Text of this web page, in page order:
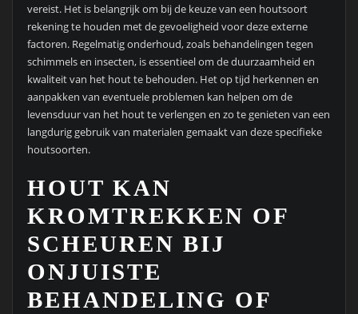
vereist. Het is belangrijk om bij de keuze van een houtsoort
rekening te houden met de gevoeligheid voor deze externe
factoren. Regelmatig onderhoud, zoals behandelingen tegen
schimmels en insecten, is essentieel om de duurzaamheid en
kwaliteit van het hout te behouden. Het op tijd herkennen en
aanpakken van eventuele problemen kan helpen om de
levensduur van het hout te verlengen en zo te genieten van een
langdurig gebruik van materialen gemaakt van deze specifieke
houtsoorten.
HOUT KAN
KROMTREKKEN OF
SCHEUREN BIJ
ONJUISTE
BEHANDELING OF